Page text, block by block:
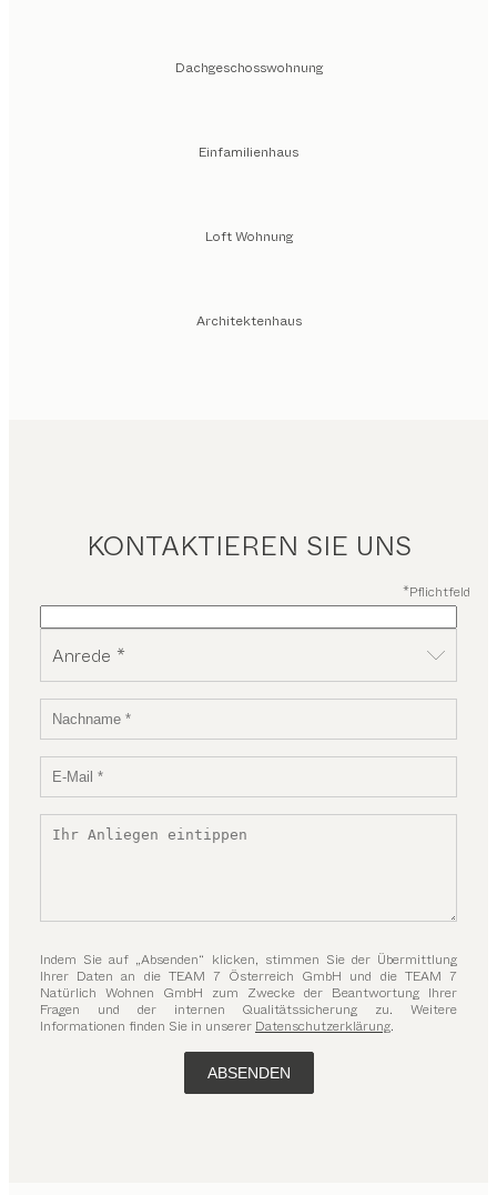
Dachgeschosswohnung
Einfamilienhaus
Loft Wohnung
Architektenhaus
KONTAKTIEREN SIE UNS
*Pflichtfeld
Anrede *
Indem Sie auf „Absenden“ klicken, stimmen Sie der Übermittlung
Ihrer Daten an die TEAM 7 Österreich GmbH und die TEAM 7
Natürlich Wohnen GmbH zum Zwecke der Beantwortung Ihrer
Fragen und der internen Qualitätssicherung zu. Weitere
Informationen finden Sie in unserer Datenschutzerklärung.
ABSENDEN